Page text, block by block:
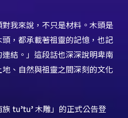
我來說，不只是材料。木頭是
，都承載著祖靈的記憶，也記
結。」這段話也深深說明卑南
、自然與祖靈之間深刻的文化
tu’tu’ 木雕」的正式公告登